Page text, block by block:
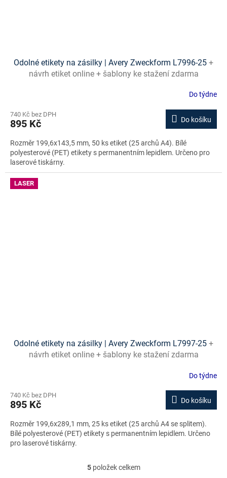
Odolné etikety na zásilky | Avery Zweckform L7996-25 +
návrh etiket online + šablony ke stažení zdarma
Do týdne
740 Kč bez DPH
895 Kč Do košíku
Rozměr 199,6x143,5 mm, 50 ks etiket (25 archů A4). Bílé
polyesterové (PET) etikety s permanentním lepidlem. Určeno pro
laserové tiskárny.
LASER
Odolné etikety na zásilky | Avery Zweckform L7997-25 +
návrh etiket online + šablony ke stažení zdarma
Do týdne
740 Kč bez DPH
895 Kč Do košíku
Rozměr 199,6x289,1 mm, 25 ks etiket (25 archů A4 se splitem).
Bílé polyesterové (PET) etikety s permanentním lepidlem. Určeno
pro laserové tiskárny.
O
5položek celkem